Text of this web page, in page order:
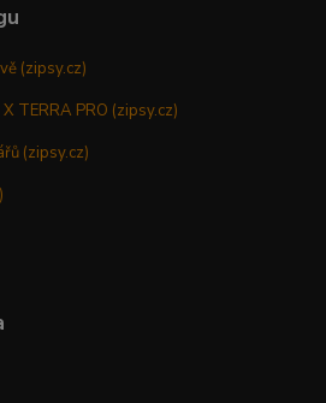
(zipsy.cz)
TERRA PRO (zipsy.cz)
(zipsy.cz)